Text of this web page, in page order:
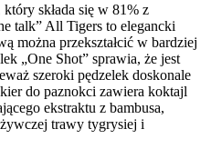
składa się w 81% z
talk” All Tigers to elegancki
można przekształcić w bardziej
„One Shot” sprawia, że jest
szeroki pędzelek doskonale
do paznokci zawiera koktajl
ekstraktu z bambusa,
trawy tygrysiej i